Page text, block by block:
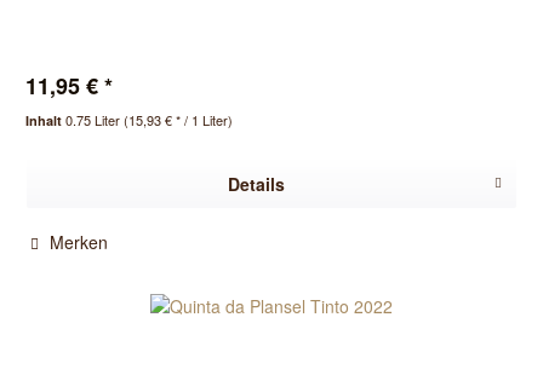
11,95 € *
Inhalt0.75 Liter(15,93 € * / 1 Liter)
Details
Merken